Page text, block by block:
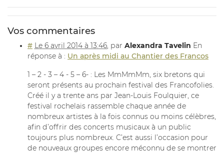
Vos commentaires
# Le 6 avril 2014 à 13:46, par Alexandra Tavelin En
réponse à : Un après midi au Chantier des Francos
1 – 2 - 3 – 4 - 5 – 6- : Les MmMmMm, six bretons qui
seront présents au prochain festival des Francofolies.
Créé il y a trente ans par Jean-Louis Foulquier, ce
festival rochelais rassemble chaque année de
nombreux artistes à la fois connus ou moins célèbres,
afin d’offrir des concerts musicaux à un public
toujours plus nombreux. C’est aussi l’occasion pour
de nouveaux groupes encore méconnu de se montrer